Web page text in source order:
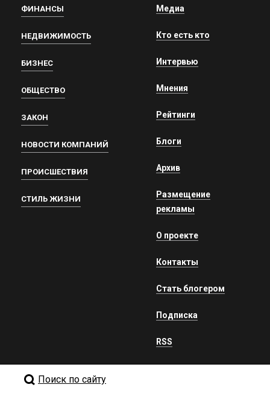
ФИНАНСЫ
НЕДВИЖИМОСТЬ
БИЗНЕС
ОБЩЕСТВО
ЗАКОН
НОВОСТИ КОМПАНИЙ
ПРОИСШЕСТВИЯ
СТИЛЬ ЖИЗНИ
Медиа
Кто есть кто
Интервью
Мнения
Рейтинги
Блоги
Архив
Размещение
рекламы
О проекте
Контакты
Стать блогером
Подписка
RSS
Поиск по сайту